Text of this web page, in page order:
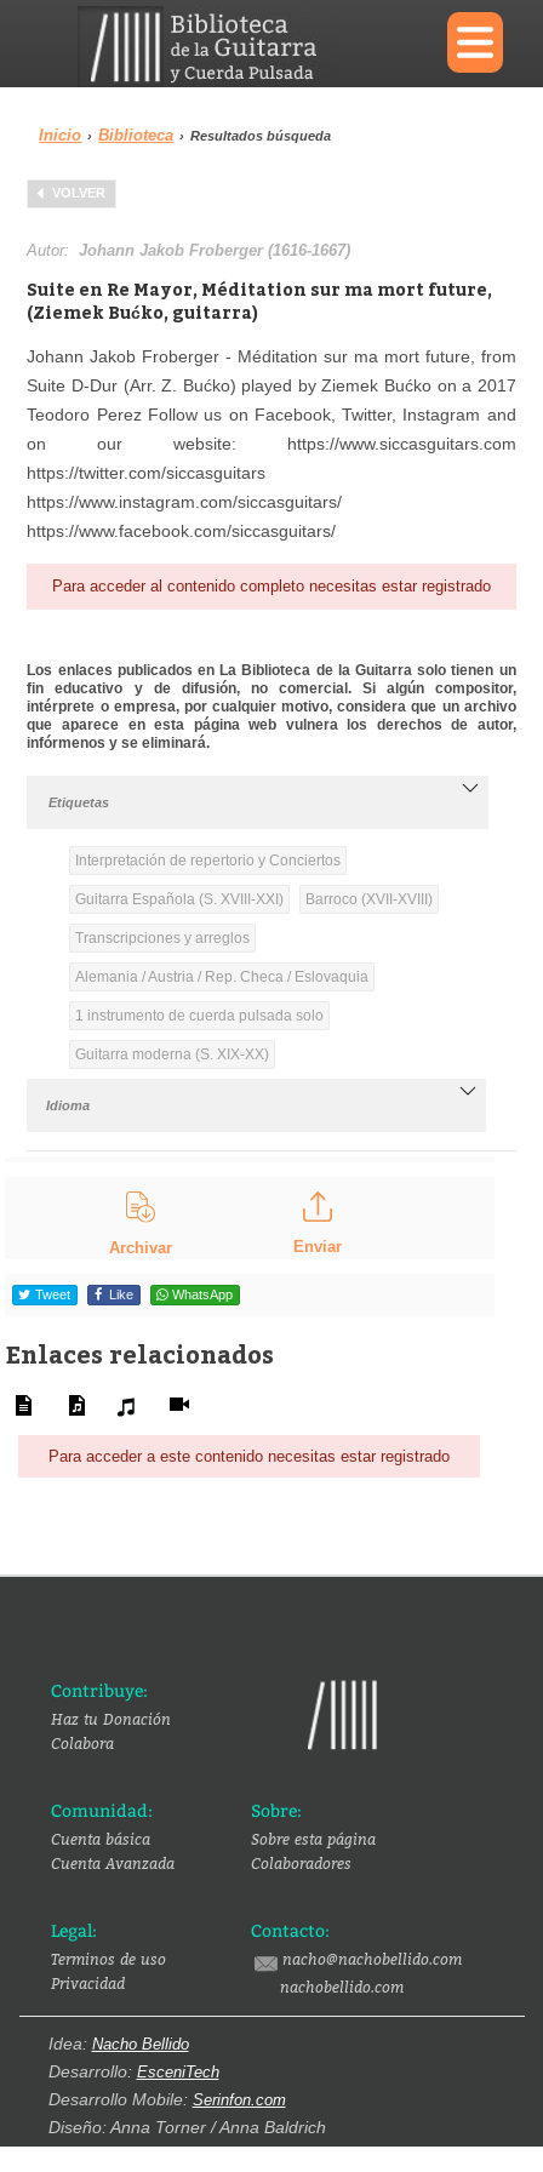
×
Menu
Biblioteca Diccionario
Área personal
Inicio › Biblioteca › Resultados búsqueda
VOLVER
Autor:Johann Jakob Froberger (1616-1667)
Suite en Re Mayor, Méditation sur ma mort future,
(Ziemek Bućko, guitarra)
Johann Jakob Froberger - Méditation sur ma mort future, from
Suite D-Dur (Arr. Z. Bućko) played by Ziemek Bućko on a 2017
Teodoro Perez Follow us on Facebook, Twitter, Instagram and
on our website: https://www.siccasguitars.com
https://twitter.com/siccasguitars
https://www.instagram.com/siccasguitars/
https://www.facebook.com/siccasguitars/
Para acceder al contenido completo necesitas estar registrado
Los enlaces publicados en La Biblioteca de la Guitarra solo tienen un
fin educativo y de difusión, no comercial. Si algún compositor,
intérprete o empresa, por cualquier motivo, considera que un archivo
que aparece en esta página web vulnera los derechos de autor,
infórmenos y se eliminará.
Etiquetas
Interpretación de repertorio y Conciertos
Guitarra Española (S. XVIII-XXI) Barroco (XVII-XVIII)
Transcripciones y arreglos
Alemania / Austria / Rep. Checa / Eslovaquia
1 instrumento de cuerda pulsada solo
Guitarra moderna (S. XIX-XX)
Idioma
Archivar Enviar
Tweet Like WhatsApp
Enlaces relacionados
Para acceder a este contenido necesitas estar registrado
Contribuye:
Haz tu Donación
Colabora
Comunidad:
Cuenta básica
Cuenta Avanzada
Sobre:
Sobre esta página
Colaboradores
Legal:
Terminos de uso
Privacidad
Contacto:
nacho@nachobellido.com
nachobellido.com
Idea: Nacho Bellido
Desarrollo: EsceniTech
Desarrollo Mobile: Serinfon.com
Diseño: Anna Torner / Anna Baldrich